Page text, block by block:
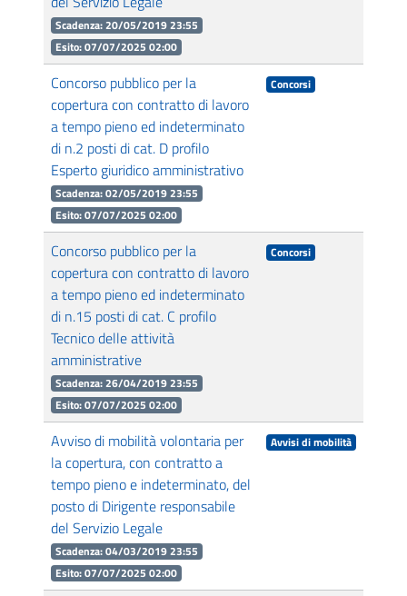
Scadenza: 20/05/2019 23:55
Esito: 07/07/2025 02:00
Concorso pubblico per la
copertura con contratto di lavoro
a tempo pieno ed indeterminato
di n.2 posti di cat. D profilo
Esperto giuridico amministrativo
Scadenza: 02/05/2019 23:55
Esito: 07/07/2025 02:00
Concorsi
Concorso pubblico per la
copertura con contratto di lavoro
a tempo pieno ed indeterminato
di n.15 posti di cat. C profilo
Tecnico delle attività
amministrative
Scadenza: 26/04/2019 23:55
Esito: 07/07/2025 02:00
Concorsi
Avviso di mobilità volontaria per
la copertura, con contratto a
tempo pieno e indeterminato, del
posto di Dirigente responsabile
del Servizio Legale
Scadenza: 04/03/2019 23:55
Esito: 07/07/2025 02:00
Avvisi di mobilità